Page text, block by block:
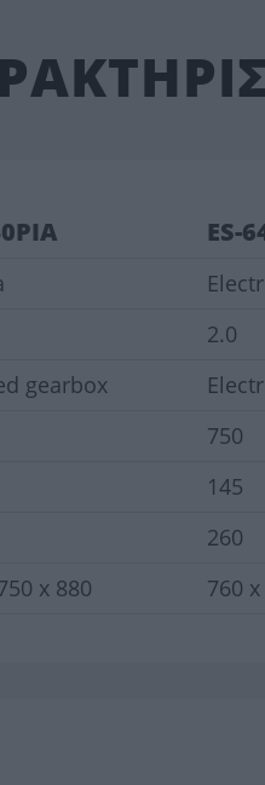
gearbox
x 880
ES-
2.0
750
145
260
760